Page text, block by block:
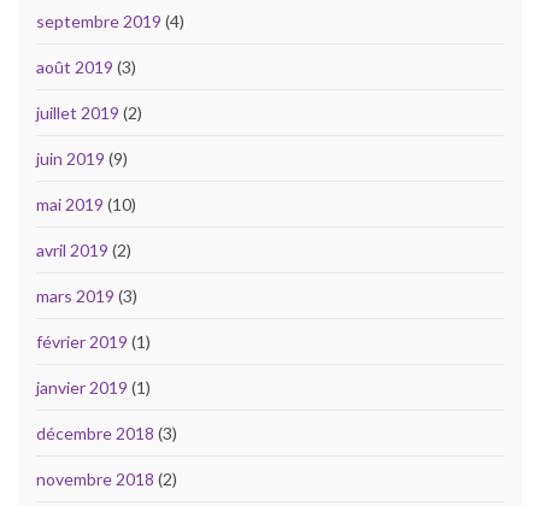
septembre 2019 (4)
août 2019 (3)
juillet 2019 (2)
juin 2019 (9)
mai 2019 (10)
avril 2019 (2)
mars 2019 (3)
février 2019 (1)
janvier 2019 (1)
décembre 2018 (3)
novembre 2018 (2)